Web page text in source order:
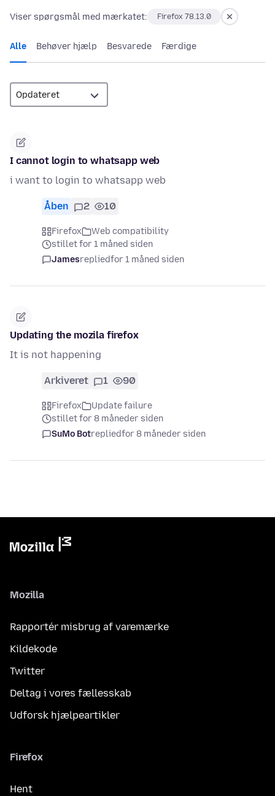
Viser spørgsmål med mærkatet: Firefox 78.13.0
Alle Behøver hjælp Besvarede Færdige
I cannot login to whatsapp web
i want to login to whatsapp web
Åben 2 10
Firefox
Web compatibility
stillet for 1 måned siden
Jamesrepliedfor 1 måned siden
Updating the mozila firefox
It is not happening
Arkiveret 1 90
Firefox
Update failure
stillet for 8 måneder siden
SuMo Botrepliedfor 8 måneder siden
Mozilla
Rapportér misbrug af varemærke
Kildekode
Twitter
Deltag i vores fællesskab
Udforsk hjælpeartikler
Firefox
Hent